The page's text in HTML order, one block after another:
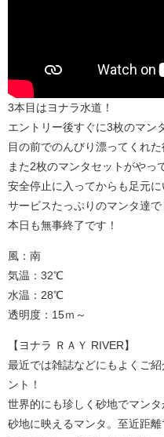
3本目はヨナラ水道！
エントリー後すぐに3枚のマン
目の前でのんびり漂ってくれた
また2枚のマンタセットがやっ
安全停止に入ってからも足元に
サービスたっぷりのマンタ達で
本日も無事終了です！
風：南
気温：32℃
水温：28℃
透明度：15ｍ～
【ヨナラ ＲＡＹ RIVER】
最近では雑誌などにもよくご
ント！
世界的にも珍しく砂地でマンタ
砂地に映えるマンタ。至近距離